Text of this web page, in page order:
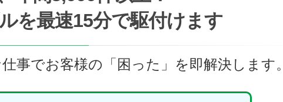
を最速15分で駆付けます
事でお客様の「困った」を即解決します。